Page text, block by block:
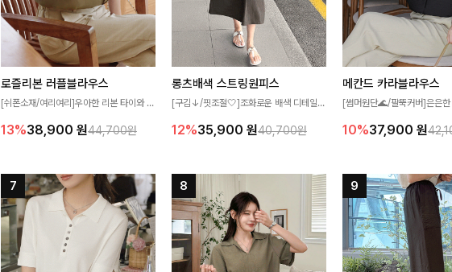
로즐리본 러플블라우스
[쉬폰소재/여리여리]우아한 리본 타이와 자
분위기를 더해주는 블라우스 🤎 하늘하늘
좋아요
13%38,900 원44,700원
롱츠배색 스트링원피스
[구김↓/핏조절🤍]조화로운 배색 디테일로
있어 여리여리한 라인을 만들어주고 넉넉한
12%35,900 원40,700원
메칸드 카라블라우스
[썸머원단🌊/팔뚝커버]은은
세련된 무드를 연출해주는 블
10%37,900 원